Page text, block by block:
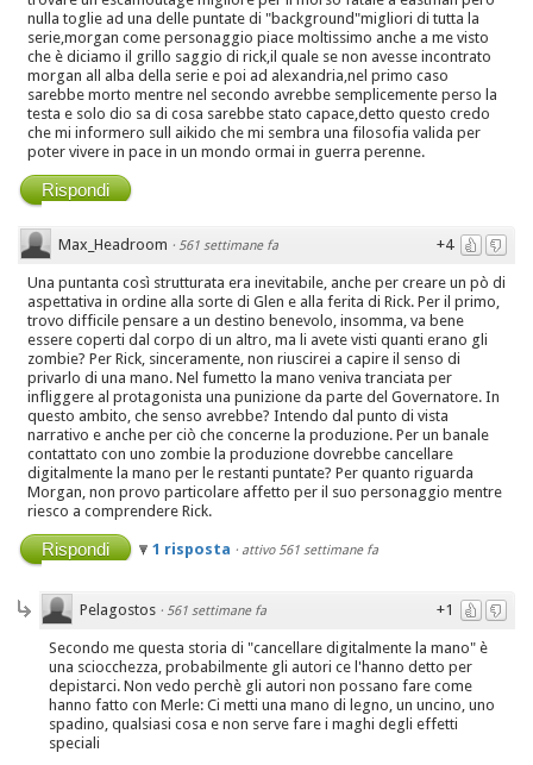
nulla toglie ad una delle puntate di "background"migliori di tutta la
serie,morgan come personaggio piace moltissimo anche a me visto
che è diciamo il grillo saggio di rick,il quale se non avesse incontrato
morgan all alba della serie e poi ad alexandria,nel primo caso
sarebbe morto mentre nel secondo avrebbe semplicemente perso la
testa e solo dio sa di cosa sarebbe stato capace,detto questo credo
che mi informero sull aikido che mi sembra una filosofia valida per
poter vivere in pace in un mondo ormai in guerra perenne.
Rispondi
+4
Max_Headroom · 561 settimane fa
Una puntanta così strutturata era inevitabile, anche per creare un pò di
aspettativa in ordine alla sorte di Glen e alla ferita di Rick. Per il primo,
trovo difficile pensare a un destino benevolo, insomma, va bene
essere coperti dal corpo di un altro, ma li avete visti quanti erano gli
zombie? Per Rick, sinceramente, non riuscirei a capire il senso di
privarlo di una mano. Nel fumetto la mano veniva tranciata per
infliggere al protagonista una punizione da parte del Governatore. In
questo ambito, che senso avrebbe? Intendo dal punto di vista
narrativo e anche per ciò che concerne la produzione. Per un banale
contattato con uno zombie la produzione dovrebbe cancellare
digitalmente la mano per le restanti puntate? Per quanto riguarda
Morgan, non provo particolare affetto per il suo personaggio mentre
riesco a comprendere Rick.
Rispondi 1 risposta · attivo 561 settimane fa
+1
Pelagostos · 561 settimane fa
Secondo me questa storia di "cancellare digitalmente la mano" è
una sciocchezza, probabilmente gli autori ce l'hanno detto per
depistarci. Non vedo perchè gli autori non possano fare come
hanno fatto con Merle: Ci metti una mano di legno, un uncino, uno
spadino, qualsiasi cosa e non serve fare i maghi degli effetti
speciali